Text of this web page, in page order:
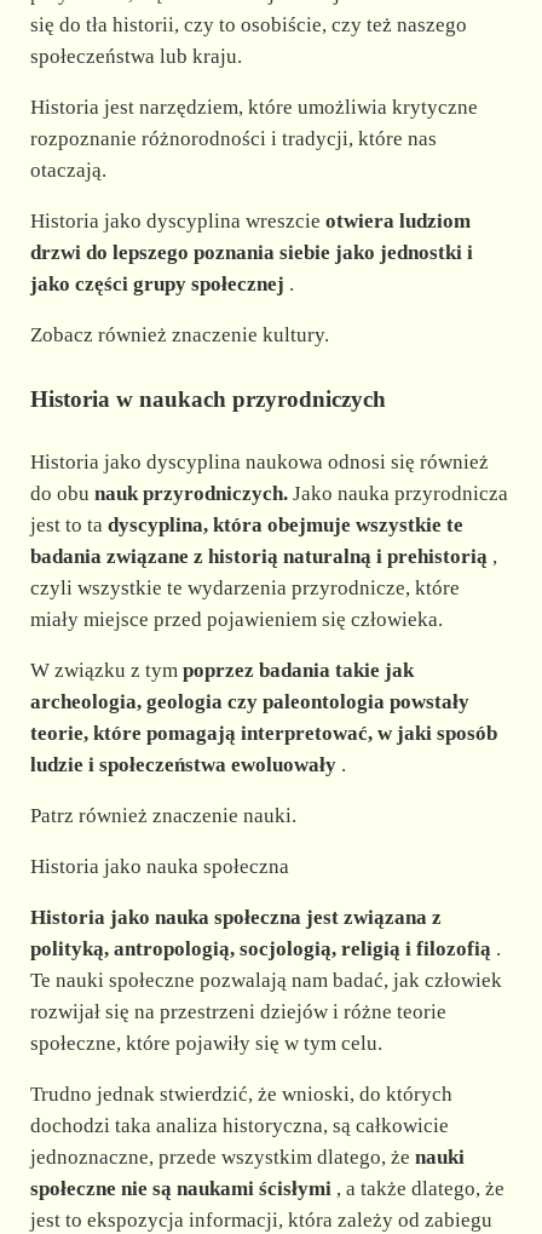
się do tła historii, czy to osobiście, czy też naszego
społeczeństwa lub kraju.
Historia jest narzędziem, które umożliwia krytyczne
rozpoznanie różnorodności i tradycji, które nas
otaczają.
Historia jako dyscyplina wreszcie otwiera ludziom
drzwi do lepszego poznania siebie jako jednostki i
jako części grupy społecznej .
Zobacz również znaczenie kultury.
Historia w naukach przyrodniczych
Historia jako dyscyplina naukowa odnosi się również
do obu nauk przyrodniczych.Jako nauka przyrodnicza
jest to ta dyscyplina, która obejmuje wszystkie te
badania związane z historią naturalną i prehistorią,
czyli wszystkie te wydarzenia przyrodnicze, które
miały miejsce przed pojawieniem się człowieka.
W związku z tym poprzez badania takie jak
archeologia, geologia czy paleontologia powstały
teorie, które pomagają interpretować, w jaki sposób
ludzie i społeczeństwa ewoluowały.
Patrz również znaczenie nauki.
Historia jako nauka społeczna
Historia jako nauka społeczna jest związana z
polityką, antropologią, socjologią, religią i filozofią.
Te nauki społeczne pozwalają nam badać, jak człowiek
rozwijał się na przestrzeni dziejów i różne teorie
społeczne, które pojawiły się w tym celu.
Trudno jednak stwierdzić, że wnioski, do których
dochodzi taka analiza historyczna, są całkowicie
jednoznaczne, przede wszystkim dlatego, że nauki
społeczne nie są naukami ścisłymi, a także dlatego, że
jest to ekspozycja informacji, która zależy od zabiegu